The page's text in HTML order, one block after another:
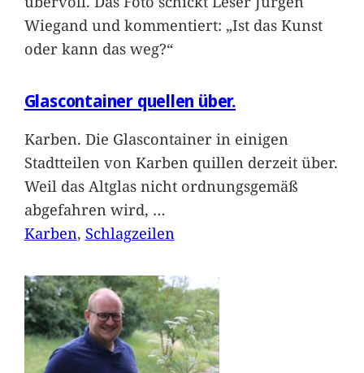
Wiegand und kommentiert: „Ist das Kunst
oder kann das weg?“
Glascontainer quellen über.
Karben. Die Glascontainer in einigen
Stadtteilen von Karben quillen derzeit über.
Weil das Altglas nicht ordnungsgemäß
abgefahren wird, …
Karben, Schlagzeilen